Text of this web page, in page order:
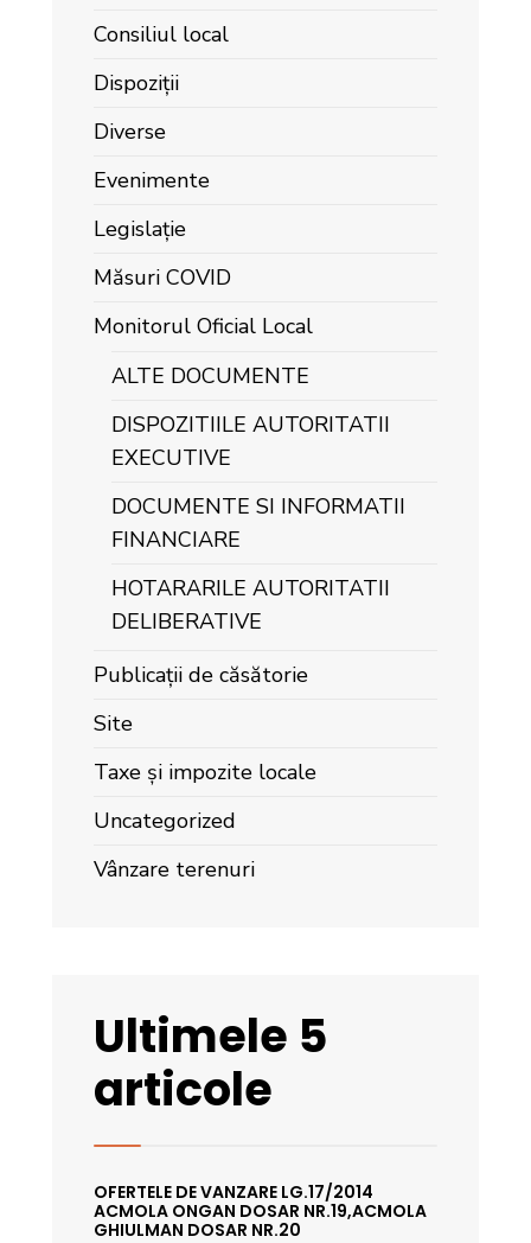
Consiliul local
Dispoziții
Diverse
Evenimente
Legislație
Măsuri COVID
Monitorul Oficial Local
ALTE DOCUMENTE
DISPOZITIILE AUTORITATII
EXECUTIVE
DOCUMENTE SI INFORMATII
FINANCIARE
HOTARARILE AUTORITATII
DELIBERATIVE
Publicații de căsătorie
Site
Taxe și impozite locale
Uncategorized
Vânzare terenuri
Ultimele 5
articole
OFERTELE DE VANZARE LG.17/2014
ACMOLA ONGAN DOSAR NR.19,ACMOLA
GHIULMAN DOSAR NR.20